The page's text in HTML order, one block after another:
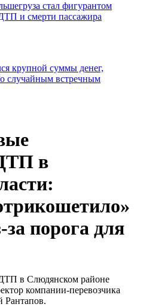
стал фигурантом
и смерти пассажира
крупной суммы денег,
случайным встречным
в
порога для
в Слюдянском районе
компании-перевозчика
Рантапов.